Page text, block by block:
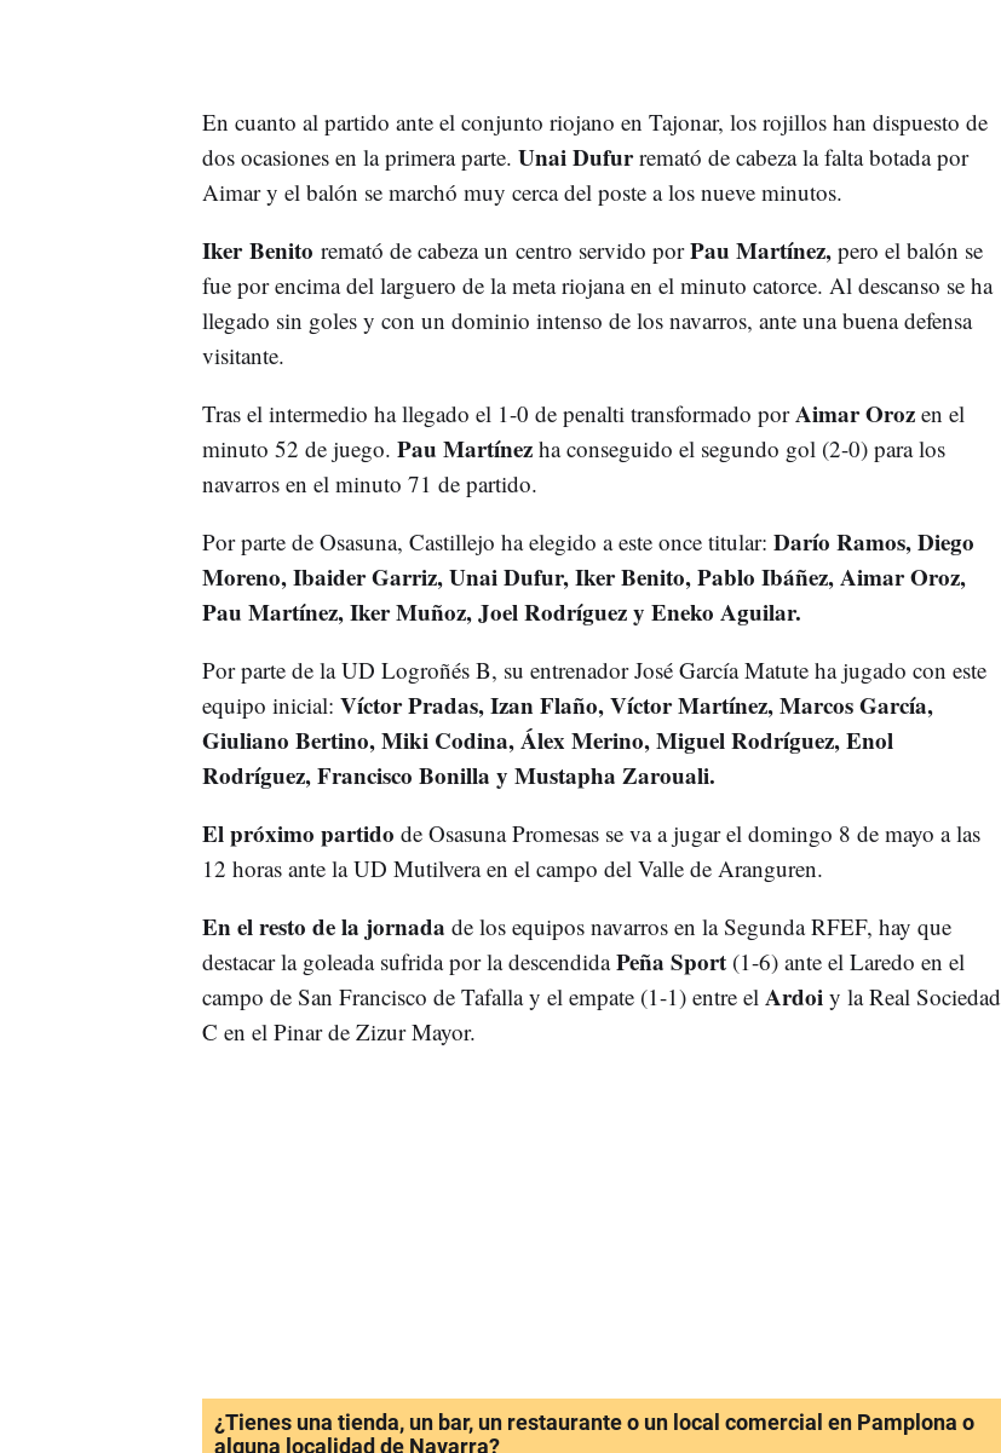
En cuanto al partido ante el conjunto riojano en Tajonar, los rojillos han dispuesto de
dos ocasiones en la primera parte. Unai Dufurremató de cabeza la falta botada por
Aimar y el balón se marchó muy cerca del poste a los nueve minutos.
Iker Benito remató de cabeza un centro servido porPau Martínez,pero el balón se
fue por encima del larguero de la meta riojana en el minuto catorce. Al descanso se ha
llegado sin goles y con un dominio intenso de los navarros, ante una buena defensa
visitante.
Tras el intermedio ha llegado el 1-0 de penalti transformado porAimar Orozen el
minuto 52 de juego. Pau Martínez ha conseguido el segundo gol (2-0) para los
navarros en el minuto 71 de partido.
Por parte de Osasuna, Castillejo ha elegido a este once titular: Darío Ramos, Diego
Moreno, Ibaider Garriz, Unai Dufur, Iker Benito, Pablo Ibáñez, Aimar Oroz,
Pau Martínez, Iker Muñoz, Joel Rodríguez y Eneko Aguilar.
Por parte de la UD Logroñés B, su entrenador José García Matute ha jugado con este
equipo inicial: Víctor Pradas, Izan Flaño, Víctor Martínez, Marcos García,
Giuliano Bertino, Miki Codina, Álex Merino, Miguel Rodríguez, Enol
Rodríguez, Francisco Bonilla y Mustapha Zarouali.
El próximo partido de Osasuna Promesas se va a jugar el domingo 8 de mayo a las
12 horas ante la UD Mutilvera en el campo del Valle de Aranguren.
En el resto de la jornada de los equipos navarros en la Segunda RFEF, hay que
destacar la goleada sufrida por la descendidaPeña Sport (1-6) ante el Laredo en el
campo de San Francisco de Tafalla y el empate (1-1) entre elArdoi y la Real Sociedad
C en el Pinar de Zizur Mayor.
¿Tienes una tienda, un bar, un restaurante o un local comercial en Pamplona o
alguna localidad de Navarra?